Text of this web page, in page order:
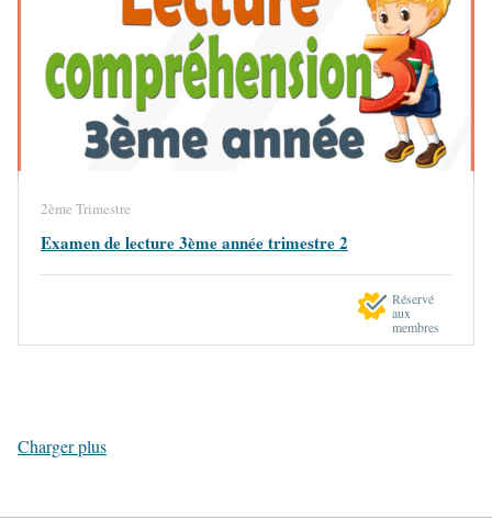
2ème Trimestre
Examen de lecture 3ème année trimestre 2
Réservé
aux
membres
Charger plus